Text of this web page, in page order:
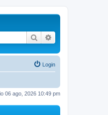
Cerca
Login
06 ago, 2026 10:49 pm